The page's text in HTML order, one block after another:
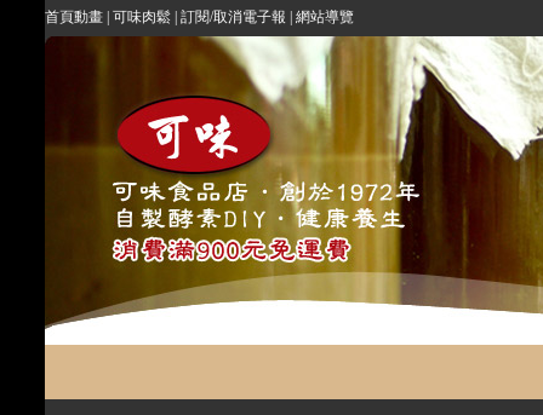
首頁動畫| 可味肉鬆| 訂閱/取消電子報 網站導覽